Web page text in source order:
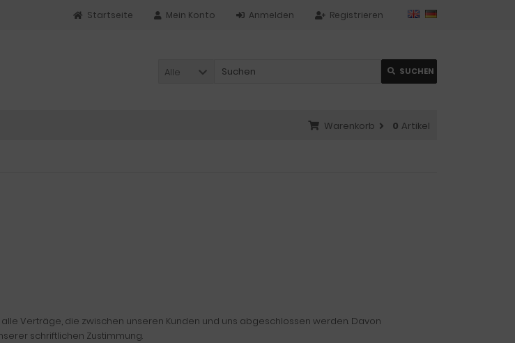
Registrieren
Anmelden
Mein Konto
Startseite
Alle SUCHEN
Warenkorb 0 Artikel
Verträge, die zwischen unseren Kunden und uns abgeschlossen werden. Davon
schriftlichen Zustimmung.